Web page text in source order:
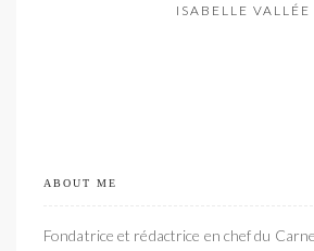
ISABELLE VALLÉE
ABOUT ME
Fondatrice et rédactrice en chef du